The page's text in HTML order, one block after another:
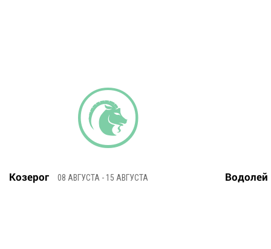
q
Козерог 08 АВГУСТА - 15 АВГУСТА Водолей